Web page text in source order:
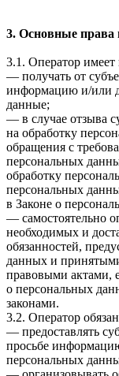
3. Основные права
3.1. Оператор имеет
— получать от
информацию и/или
данные;
— в случае отзыва
на обработку
обращения с
персональных
обработку
персональных
в Законе о
— самостоятельно
необходимых и
обязанностей,
данных и
правовыми актами,
о персональных
законами.
3.2. Оператор
— предоставлять
просьбе
персональных